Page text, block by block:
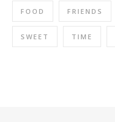
FOOD FRIENDS
SWEET TIME